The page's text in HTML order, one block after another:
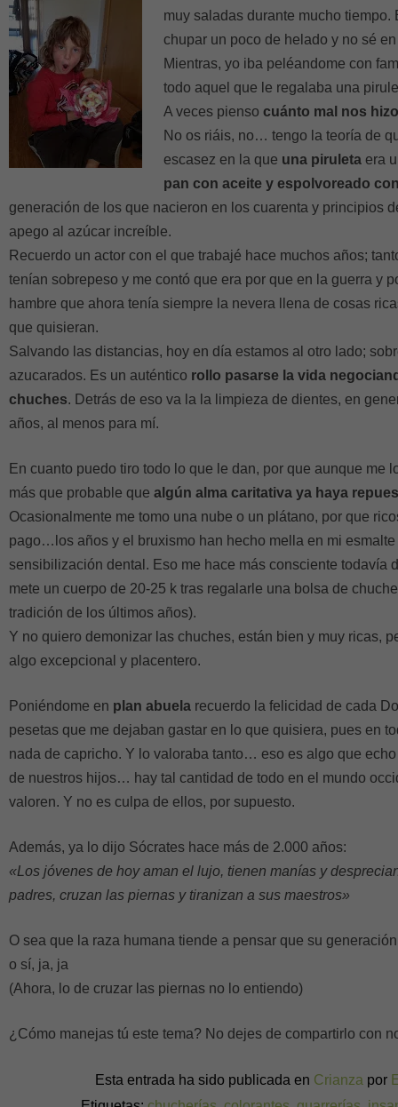
muy saladas durante mucho
chupar un poco de helado y no sé
Mientras, yo iba peléandome con
todo aquel que le regalaba una
A veces pienso cuánto mal nos
No os riáis, no… tengo la teoría de
escasez en la que una piruleta era
pan con aceite y espolvoreado
generación de los que nacieron en los cuarenta y principios
apego al azúcar increíble.
Recuerdo un actor con el que trabajé hace muchos años;
tenían sobrepeso y me contó que era por que en la guerra y
hambre que ahora tenía siempre la nevera llena de cosas
que quisieran.
Salvando las distancias, hoy en día estamos al otro lado;
azucarados. Es un auténtico rollo pasarse la vida
chuches. Detrás de eso va la la limpieza de dientes, en
años, al menos para mí.
En cuanto puedo tiro todo lo que le dan, por que aunque me
más que probable que algún alma caritativa ya haya
Ocasionalmente me tomo una nube o un plátano, por que
pago…los años y el bruxismo han hecho mella en mi
sensibilización dental. Eso me hace más consciente todavía
mete un cuerpo de 20-25 k tras regalarle una bolsa de
tradición de los últimos años).
Y no quiero demonizar las chuches, están bien y muy ricas,
algo excepcional y placentero.
Poniéndome en plan abuela recuerdo la felicidad de cada
pesetas que me dejaban gastar en lo que quisiera, pues en
nada de capricho. Y lo valoraba tanto… eso es algo que
de nuestros hijos… hay tal cantidad de todo en el mundo
valoren. Y no es culpa de ellos, por supuesto.
Además, ya lo dijo Sócrates hace más de 2.000 años:
«Los jóvenes de hoy aman el lujo, tienen manías y
padres, cruzan las piernas y tiranizan a sus maestros»
O sea que la raza humana tiende a pensar que su
o sí, ja, ja
(Ahora, lo de cruzar las piernas no lo entiendo)
¿Cómo manejas tú este tema? No dejes de compartirlo con
Esta entrada ha sido publicada en Crianza por